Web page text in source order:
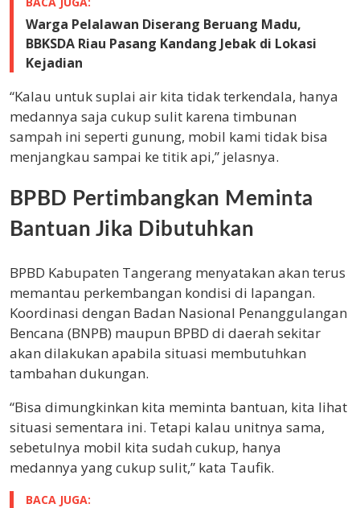
Warga Pelalawan Diserang Beruang Madu,
BBKSDA Riau Pasang Kandang Jebak di Lokasi
Kejadian
“Kalau untuk suplai air kita tidak terkendala, hanya
medannya saja cukup sulit karena timbunan
sampah ini seperti gunung, mobil kami tidak bisa
menjangkau sampai ke titik api,” jelasnya.
BPBD Pertimbangkan Meminta
Bantuan Jika Dibutuhkan
BPBD Kabupaten Tangerang menyatakan akan terus
memantau perkembangan kondisi di lapangan.
Koordinasi dengan Badan Nasional Penanggulangan
Bencana (BNPB) maupun BPBD di daerah sekitar
akan dilakukan apabila situasi membutuhkan
tambahan dukungan.
“Bisa dimungkinkan kita meminta bantuan, kita lihat
situasi sementara ini. Tetapi kalau unitnya sama,
sebetulnya mobil kita sudah cukup, hanya
medannya yang cukup sulit,” kata Taufik.
BACA JUGA: